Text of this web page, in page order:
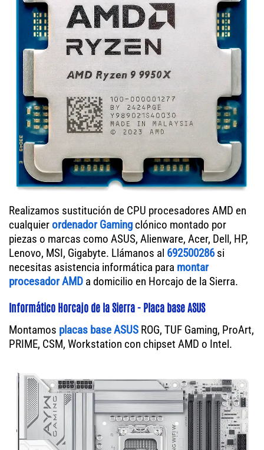
Realizamos sustitución de CPU procesadores AMD en
cualquierordenador Gaming clónico montado por
piezas o marcas como ASUS, Alienware, Acer, Dell, HP,
Lenovo, MSI, Gigabyte. Llámanos al 692500286si
necesitas asistencia informática para montar
procesador AMD a domicilio en Horcajo de la Sierra.
Informático Horcajo de la Sierra - Placa base ASUS
Montamos placas base ASUS ROG, TUF Gaming, ProArt,
PRIME, CSM, Workstation con chipset AMD o Intel.